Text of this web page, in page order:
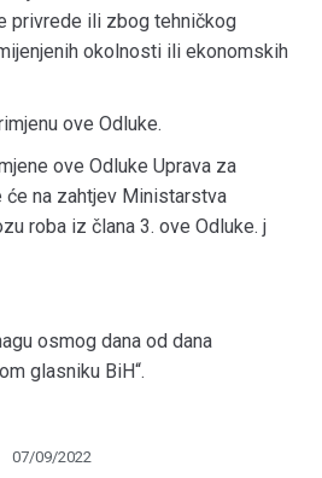
privrede ili zbog tehničkog
okolnosti ili ekonomskih
ove Odluke.
ove Odluke Uprava za
na zahtjev Ministarstva
roba iz člana 3. ove Odluke. j
osmog dana od dana
glasniku BiH“.
07/09/2022